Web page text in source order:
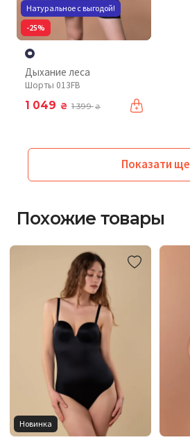
Натуральное с выгодой!
-25%
Дыхание леса
Шорты 013FB
1 049 ₴ 1 399₴
Показати ще
Похожие товары
Новинка